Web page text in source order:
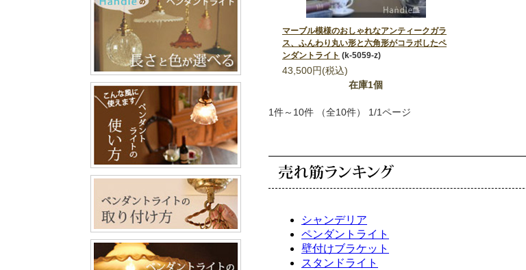
マーブル模様のおしゃれなアンティークガラ
ス、ふんわり丸い形と六角形がコラボしたペ
ンダントライト (k-5059-z)
43,500円(税込)
在庫1個
1件～10件 （全10件） 1/1ページ